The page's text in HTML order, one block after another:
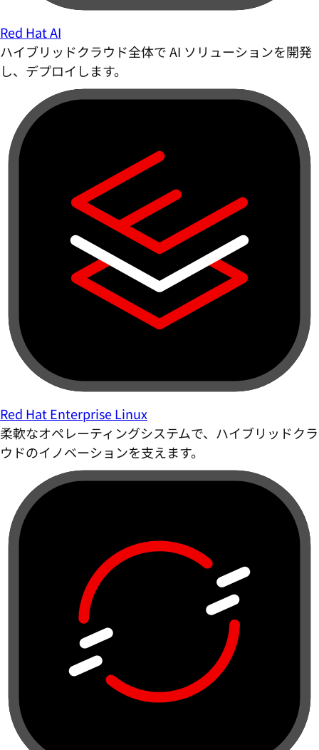
Red Hat AI
ハイブリッドクラウド全体で AI ソリューションを開発
し、デプロイします。
Red Hat Enterprise Linux
柔軟なオペレーティングシステムで、ハイブリッドクラ
ウドのイノベーションを支えます。